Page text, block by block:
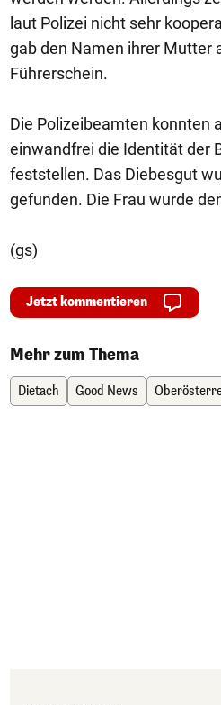
laut Polizei nicht sehr
gab den Namen ihrer Mutter
Führerschein.
Die Polizeibeamten konnten
einwandfrei die Identität der
feststellen. Das Diebesgut
gefunden. Die Frau wurde
(gs)
Jetzt kommentieren
Mehr zum Thema
Dietach Good News